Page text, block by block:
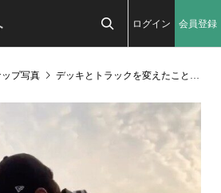

ログイン 会員登録
ップ写真 デッキとトラックを変えたことでボード全体の重さと高さが変わってこれまでの感覚とのズレからトリックのメイク率が悪くなったけど、また100%のメイク率に近付けるよう練習頑張ってどんなロングボードでも乗りこなせるようになる！